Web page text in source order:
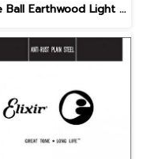
Ernie Ball Earthwood Light 80/20 Bronze Acoustic Guitar Strings, 11-52